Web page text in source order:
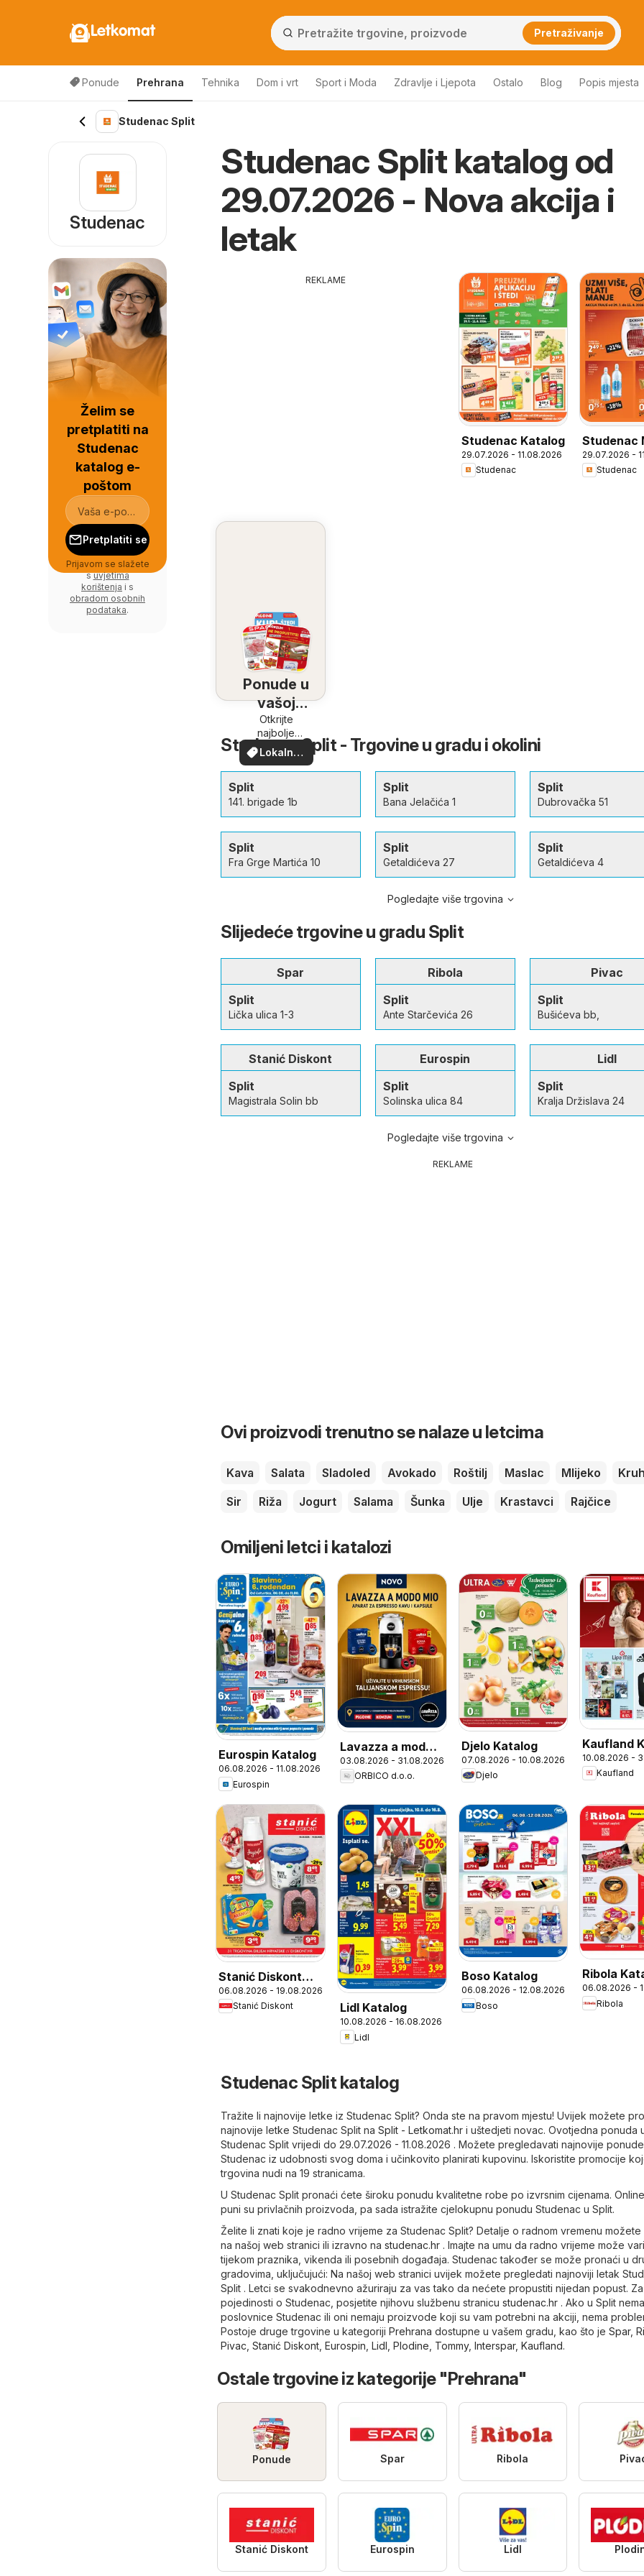
Letkomat Pretraživanje
Ponude Prehrana Tehnika Dom i vrt Sport i Moda Zdravlje i Ljepota Ostalo Blog Popis mjesta
Studenac Split
Studenac Split katalog od
29.07.2026 - Nova akcija i
letak
REKLAME
Studenac Katalog
29.07.2026 - 11.08.2026
Studenac
Studenac
Ušteda
29.07.2026 -
Studenac
Ponude u
vašoj
blizini
Otkrijte
najbolje
ponude u
vašoj blizini
Lokalne
ponude
Studenac Split - Trgovine u gradu i okolini
Split
141. brigade 1b
Split
Bana Jelačića 1
Split
Dubrovačka 51
Split
Fra Grge Martića 10
Split
Getaldićeva 27
Split
Getaldićeva 4
Pogledajte više trgovina
Slijedeće trgovine u gradu Split
Spar
Split
Lička ulica 1-3
Ribola
Split
Ante Starčevića 26
Pivac
Split
Bušićeva bb,
Stanić Diskont
Split
Magistrala Solin bb
Eurospin
Split
Solinska ulica 84
Lidl
Split
Kralja Držislava 24
Pogledajte više trgovina
REKLAME
Ovi proizvodi trenutno se nalaze u letcima
Kava Salata Sladoled Avokado Roštilj Maslac Mlijeko
Sir
Riža Jogurt Salama Šunka Ulje Krastavci Rajčice
Omiljeni letci i katalozi
Eurospin Katalog
06.08.2026 - 11.08.2026
Eurospin
Lavazza a modo
mio
03.08.2026 - 31.08.2026
ORBICO d.o.o.
Djelo Katalog
07.08.2026 - 10.08.2026
Djelo
Kaufland
10.08.2026 -
Kaufland
Stanić Diskont
Katalog
06.08.2026 - 19.08.2026
Stanić Diskont
Lidl Katalog
10.08.2026 - 16.08.2026
Lidl
Boso Katalog
06.08.2026 - 12.08.2026
Boso
Ribola
06.08.2026 -
Ribola
Studenac Split katalog
Tražite li najnovije letke iz Studenac Split? Onda ste na pravom mjestu! Uvijek možete
najnovije letke Studenac Split na Split - Letkomat.hr i uštedjeti novac. Ovotjedna ponuda
Studenac Split vrijedi do 29.07.2026 - 11.08.2026 . Možete pregledavati najnovije ponude
Studenac iz udobnosti svog doma i učinkovito planirati kupovinu. Iskoristite promocije
trgovina nudi na 19 stranicama.
U Studenac Split pronaći ćete široku ponudu kvalitetne robe po izvrsnim cijenama.
puni su privlačnih proizvoda, pa sada istražite cjelokupnu ponudu Studenac u Split.
Želite li znati koje je radno vrijeme za Studenac Split? Detalje o radnom vremenu
na našoj web stranici ili izravno na studenac.hr . Imajte na umu da radno vrijeme može
tijekom praznika, vikenda ili posebnih događaja. Studenac također se može pronaći u
gradovima, uključujući: Na našoj web stranici uvijek možete pregledati najnoviji letak
Split . Letci se svakodnevno ažuriraju za vas tako da nećete propustiti nijedan popust.
pojedinosti o Studenac, posjetite njihovu službenu stranicu studenac.hr . Ako u Split nema
poslovnice Studenac ili oni nemaju proizvode koji su vam potrebni na akciji, nema
Postoje druge trgovine u kategoriji Prehrana dostupne u vašem gradu, kao što je Spar,
Pivac Stanić Diskont Eurospin Lidl Plodine Tommy, Interspar, Kaufland.
Ostale trgovine iz kategorije "Prehrana"
Ponude Spar Ribola
Stanić Diskont Eurospin Lidl
Studenac
Želim se
pretplatiti na
Studenac
katalog e-
poštom
Pretplatiti se
Prijavom se slažete
suvjetima
korištenja i s
obradom osobnih
podataka.